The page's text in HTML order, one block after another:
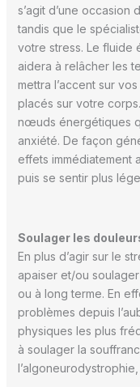
s’agit d’une
tandis que le
votre stress. Le fluide
aidera à relâcher les
mettra l’accent sur
placés sur votre
nœuds énergétiques
anxiété. De façon
effets immédiatement
puis se sentir plus
Soulager les
En plus d’agir sur le
apaiser et/ou
ou à long terme. En
problèmes depuis
physiques les plus
à soulager la